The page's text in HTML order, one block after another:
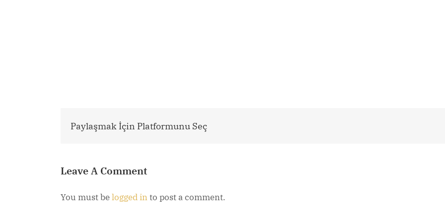
Paylaşmak İçin Platformunu Seç
Leave A Comment
You must belogged into post a comment.